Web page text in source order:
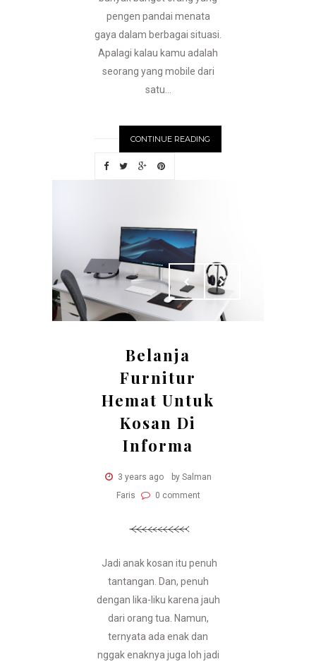
pengen pandai menata
gaya dalam berbagai situasi.
Apalagi kalau kamu adalah
seorang yang mobile dari
satu...
CONTINUE READING
Belanja
Furnitur
Hemat Untuk
Kosan Di
Informa
3 years ago
by Salman
Faris
0 comment
Jadi anak kosan itu penuh
tantangan. Dan, penuh
dengan lika-liku karena jauh
dari orang tua. Namun,
ternyata ada enak dan
nggak enaknya juga loh jadi